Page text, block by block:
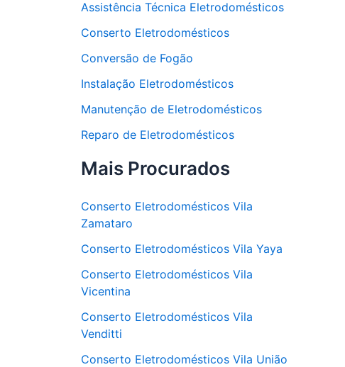
Assistência Técnica Eletrodomésticos
Conserto Eletrodomésticos
Conversão de Fogão
Instalação Eletrodomésticos
Manutenção de Eletrodomésticos
Reparo de Eletrodomésticos
Mais Procurados
Conserto Eletrodomésticos Vila
Zamataro
Conserto Eletrodomésticos Vila Yaya
Conserto Eletrodomésticos Vila
Vicentina
Conserto Eletrodomésticos Vila
Venditti
Conserto Eletrodomésticos Vila União